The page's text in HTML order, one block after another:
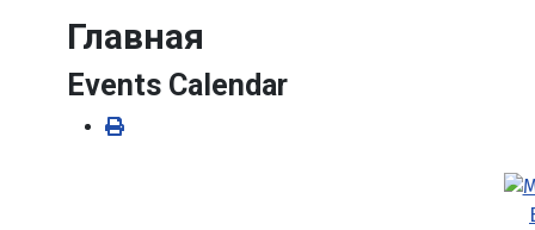
Главная
Events Calendar